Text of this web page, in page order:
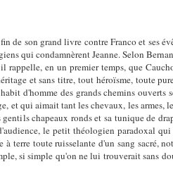
de son grand livre contre Franco et ses
qui condamnèrent Jeanne. Selon
rappelle, en un premier temps, que
et sans titre, tout héroïsme, toute
d'homme des grands chemins
et qui aimait tant les chevaux, les
chapeaux ronds et sa tunique de
le petit théologien paradoxal
terre toute ruisselante d'un sang sacré,
si simple qu'on ne lui trouverait sans